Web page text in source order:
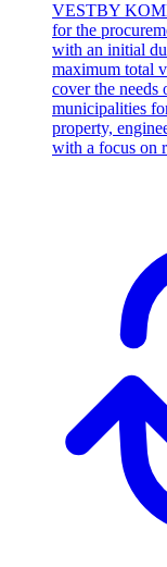
VESTBY
for the
with an initial
maximum total
cover the needs
municipalities
property,
with a focus on